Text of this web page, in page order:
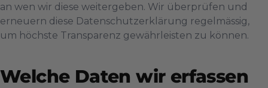
an wen wir diese weitergeben. Wir überprüfen und
erneuern diese Datenschutzerklärung regelmässig,
um höchste Transparenz gewährleisten zu können.
Welche Daten wir erfassen